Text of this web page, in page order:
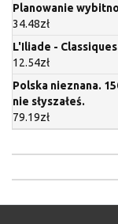
Planowanie
34.48zł
L'Iliade -
12.54zł
Polska nieznana.
nie słyszałeś.
79.19zł